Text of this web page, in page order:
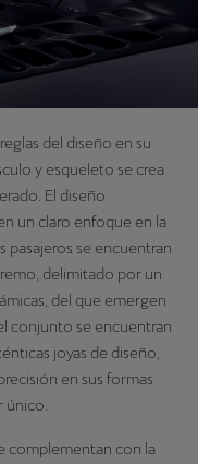
del diseño en su
y esqueleto se crea
El diseño
un claro enfoque en la
pasajeros se encuentran
delimitado por un
del que emergen
conjunto se encuentran
joyas de diseño,
en sus formas
complementan con la